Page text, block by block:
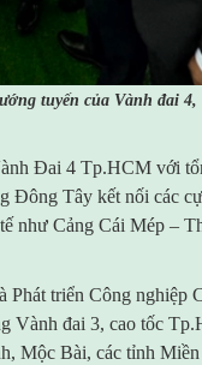
tuyến của Vành đai
Đai 4 Tp.HCM với
Đông Tây kết nối các
như Cảng Cái Mép –
triển Công nghiệp
Vành đai 3, cao tốc
Mộc Bài, các tỉnh